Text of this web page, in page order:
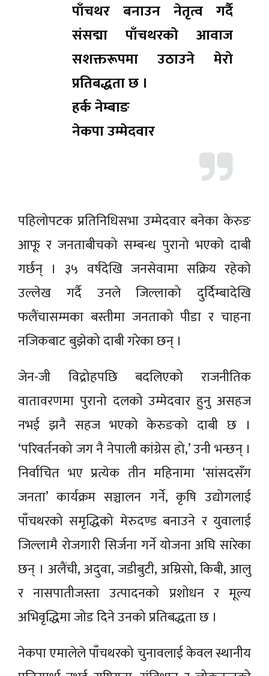
पाँचथर बनाउन नेतृत्व गर्दै
संसद्मा पाँचथरको आवाज
सशक्तरूपमा उठाउने मेरो
प्रतिबद्धता छ ।
हर्क नेम्बाङ
नेकपा उम्मेदवार
पहिलोपटक प्रतिनिधिसभा उम्मेदवार बनेका केरुङ
आफू र जनताबीचको सम्बन्ध पुरानो भएको दाबी
गर्छन् । ३५ वर्षदेखि जनसेवामा सक्रिय रहेको
उल्लेख गर्दै उनले जिल्लाको दुर्दिम्बादेखि
फलैंचासम्मका बस्तीमा जनताको पीडा र चाहना
नजिकबाट बुझेको दाबी गरेका छन् ।
जेन-जी विद्रोहपछि बदलिएको राजनीतिक
वातावरणमा पुरानो दलको उम्मेदवार हुनु असहज
नभई झनै सहज भएको केरुङको दाबी छ ।
‘परिवर्तनको जग नै नेपाली कांग्रेस हो,’ उनी भन्छन् ।
निर्वाचित भए प्रत्येक तीन महिनामा ‘सांसदसँग
जनता’ कार्यक्रम सञ्चालन गर्ने, कृषि उद्योगलाई
पाँचथरको समृद्धिको मेरुदण्ड बनाउने र युवालाई
जिल्लामै रोजगारी सिर्जना गर्ने योजना अघि सारेका
छन् । अलैंची, अदुवा, जडीबुटी, अम्रिसो, किबी, आलु
र नासपातीजस्ता उत्पादनको प्रशोधन र मूल्य
अभिवृद्धिमा जोड दिने उनको प्रतिबद्धता छ ।
नेकपा एमालेले पाँचथरको चुनावलाई केवल स्थानीय